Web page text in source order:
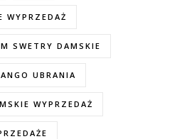
SWETRY DAMSKIE
UBRANIA
WYPRZEDAŻ